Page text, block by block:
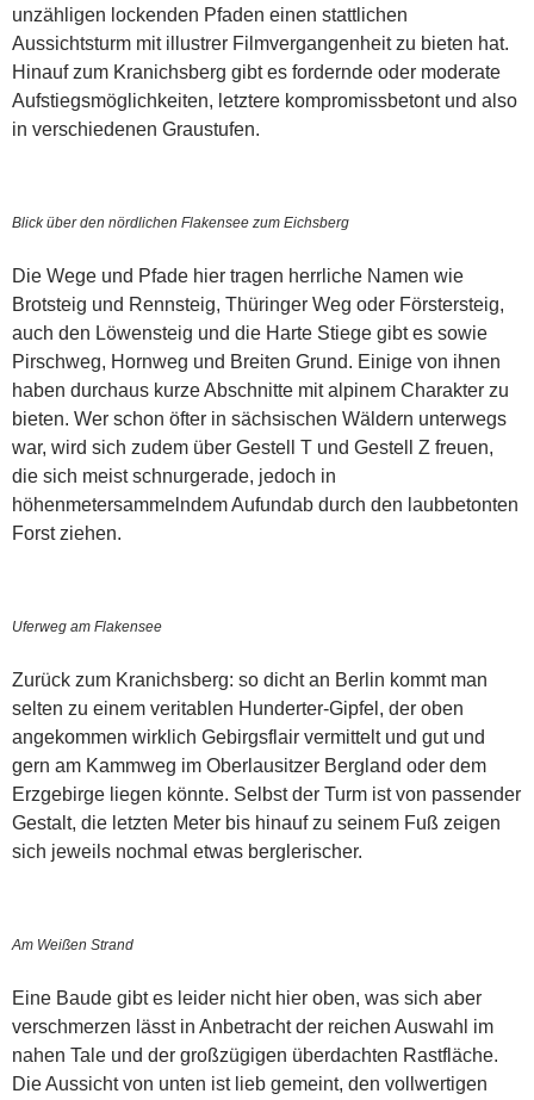
unzähligen lockenden Pfaden einen stattlichen
Aussichtsturm mit illustrer Filmvergangenheit zu bieten hat.
Hinauf zum Kranichsberg gibt es fordernde oder moderate
Aufstiegsmöglichkeiten, letztere kompromissbetont und also
in verschiedenen Graustufen.
Blick über den nördlichen Flakensee zum Eichsberg
Die Wege und Pfade hier tragen herrliche Namen wie
Brotsteig und Rennsteig, Thüringer Weg oder Förstersteig,
auch den Löwensteig und die Harte Stiege gibt es sowie
Pirschweg, Hornweg und Breiten Grund. Einige von ihnen
haben durchaus kurze Abschnitte mit alpinem Charakter zu
bieten. Wer schon öfter in sächsischen Wäldern unterwegs
war, wird sich zudem über Gestell T und Gestell Z freuen,
die sich meist schnurgerade, jedoch in
höhenmetersammelndem Aufundab durch den laubbetonten
Forst ziehen.
Uferweg am Flakensee
Zurück zum Kranichsberg: so dicht an Berlin kommt man
selten zu einem veritablen Hunderter-Gipfel, der oben
angekommen wirklich Gebirgsflair vermittelt und gut und
gern am Kammweg im Oberlausitzer Bergland oder dem
Erzgebirge liegen könnte. Selbst der Turm ist von passender
Gestalt, die letzten Meter bis hinauf zu seinem Fuß zeigen
sich jeweils nochmal etwas berglerischer.
Am Weißen Strand
Eine Baude gibt es leider nicht hier oben, was sich aber
verschmerzen lässt in Anbetracht der reichen Auswahl im
nahen Tale und der großzügigen überdachten Rastfläche.
Die Aussicht von unten ist lieb gemeint, den vollwertigen